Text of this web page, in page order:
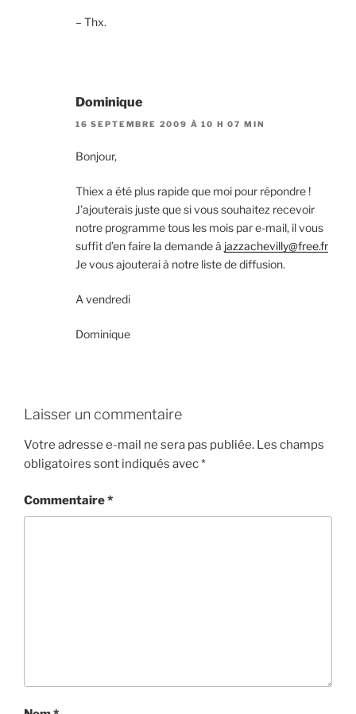
– Thx.
Dominique
16 SEPTEMBRE 2009 À 10 H 07 MIN
Bonjour,
Thiex a été plus rapide que moi pour répondre !
J’ajouterais juste que si vous souhaitez recevoir
notre programme tous les mois par e-mail, il vous
suffit d’en faire la demande à jazzachevilly@free.fr
Je vous ajouterai à notre liste de diffusion.
A vendredi
Dominique
Laisser un commentaire
Votre adresse e-mail ne sera pas publiée. Les champs
obligatoires sont indiqués avec*
Commentaire*